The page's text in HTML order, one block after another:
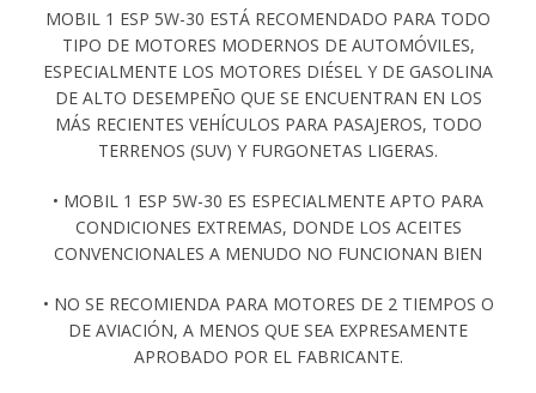
MOBIL 1 ESP 5W-30 ESTÁ RECOMENDADO PARA TODO
TIPO DE MOTORES MODERNOS DE AUTOMÓVILES,
ESPECIALMENTE LOS MOTORES DIÉSEL Y DE GASOLINA
DE ALTO DESEMPEÑO QUE SE ENCUENTRAN EN LOS
MÁS RECIENTES VEHÍCULOS PARA PASAJEROS, TODO
TERRENOS (SUV) Y FURGONETAS LIGERAS.
• MOBIL 1 ESP 5W-30 ES ESPECIALMENTE APTO PARA
CONDICIONES EXTREMAS, DONDE LOS ACEITES
CONVENCIONALES A MENUDO NO FUNCIONAN BIEN
• NO SE RECOMIENDA PARA MOTORES DE 2 TIEMPOS O
DE AVIACIÓN, A MENOS QUE SEA EXPRESAMENTE
APROBADO POR EL FABRICANTE.